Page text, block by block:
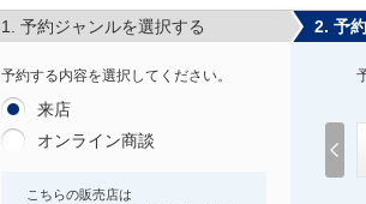
1. 予約ジャンルを選択する
予約する内容を選択してください。
来店
オンライン商談
こちらの販売店は
2. 予